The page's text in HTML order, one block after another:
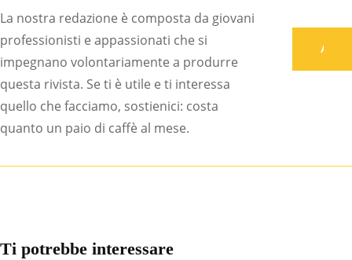
La nostra redazione è composta da giovani
professionisti e appassionati che si
impegnano volontariamente a produrre
questa rivista. Se ti è utile e ti interessa
quello che facciamo, sostienici: costa
quanto un paio di caffè al mese.
Ti potrebbe interessare